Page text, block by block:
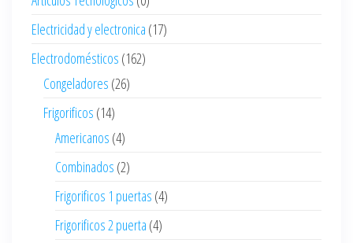
Electricidad y electronica (17)
Electrodomésticos (162)
Congeladores (26)
Frigorificos (14)
Americanos (4)
Combinados (2)
Frigorificos 1 puertas (4)
Frigorificos 2 puerta (4)